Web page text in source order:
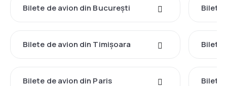
Bilete de avion din București Bilete
Bilete de avion din Timișoara Bilete
Bilete de avion din Paris Bilete